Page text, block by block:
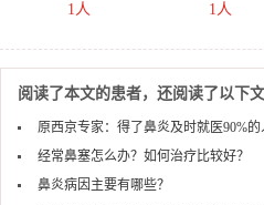
1人 1人
阅读了本文的患者，还阅读了以下文
原西京专家：得了鼻炎及时就医90%
经常鼻塞怎么办？如何治疗比较好？
鼻炎病因主要有哪些？